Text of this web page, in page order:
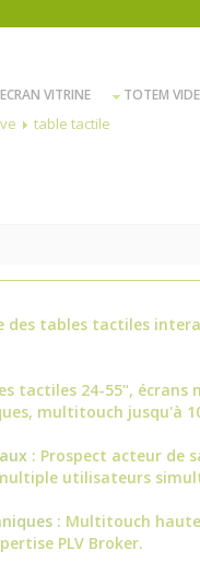
ECRAN VITRINE TOTEM
table tactile
des tables tactiles
tactiles 24-55",
multitouch jusqu'à
: Prospect acteur de
utilisateurs
: Multitouch
PLV Broker.